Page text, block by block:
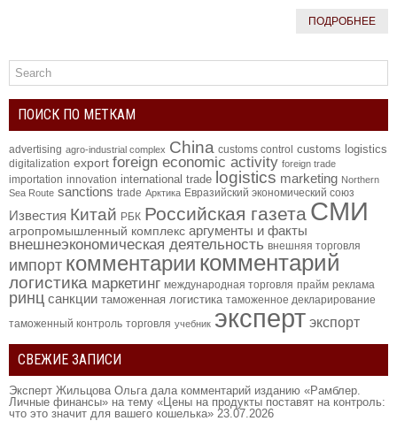
ПОДРОБНЕЕ
ПОИСК ПО МЕТКАМ
advertising agro-industrial complex China customs control customs logistics
digitalization export foreign economic activity foreign trade
importation innovation international trade logistics marketing Northern
Sea Route sanctions trade Арктика Евразийский экономический союз
Известия Китай РБК Российская газета СМИ
агропромышленный комплекс аргументы и факты
внешнеэкономическая деятельность внешняя торговля
импорт комментарии комментарий
логистика маркетинг международная торговля прайм реклама
ринц санкции таможенная логистика таможенное декларирование
таможенный контроль торговля учебник эксперт экспорт
СВЕЖИЕ ЗАПИСИ
Эксперт Жильцова Ольга дала комментарий изданию «Рамблер.
Личные финансы» на тему «Цены на продукты поставят на контроль:
что это значит для вашего кошелька» 23.07.2026